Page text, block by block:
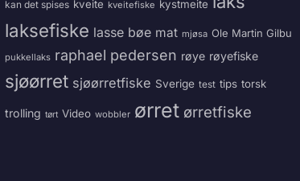
kan det spises kveite kveitefiske kystmeite
laksefiske lasse bøe mat mjøsa Ole Martin Gilbu
pukkellaks raphael pedersen røye røyefiske
sjøørret sjøørretfiske Sverige test tips torsk
trolling tørt Video wobbler ørret ørretfiske